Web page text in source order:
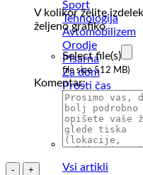
Šport
Tehnologija
Avtomobilizem
Orodje
Pisarna
Za dom
Prosti čas
Hrana in pijača
Palerine
Škatle
Za živali
Vsi artikli
V kolikor želite
željeno grafiko.
Select file(s)
file size 512 MB)
Komentar:
Kapa